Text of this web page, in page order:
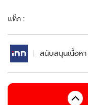
แท็ก :
สนับสนุนเนื้อหา